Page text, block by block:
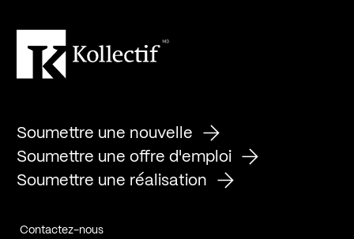
Soumettre une nouvelle
Soumettre une offre d'emploi
Soumettre une réalisation
Contactez-nous